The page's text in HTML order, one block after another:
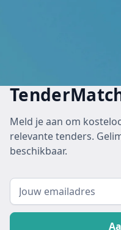
Meld je aan om
relevante tenders.
beschikbaar.